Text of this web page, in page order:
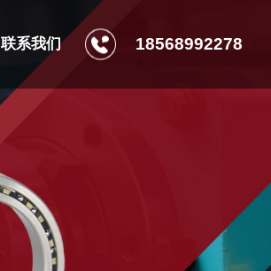
联系我们 18568992278